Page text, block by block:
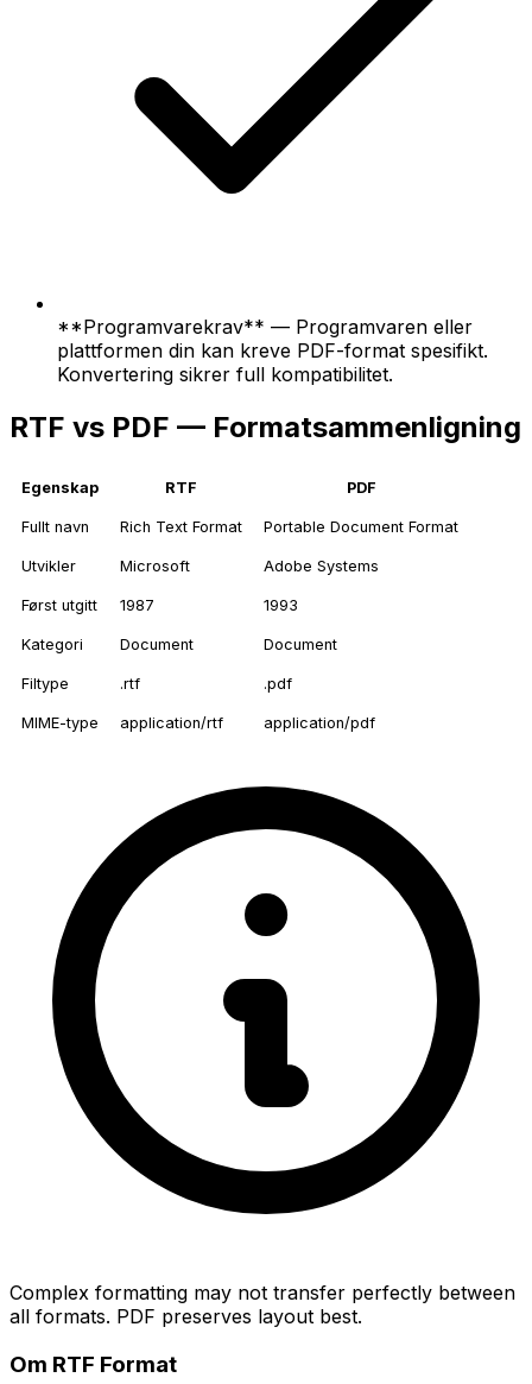
**Programvarekrav** — Programvaren eller
plattformen din kan kreve PDF-format spesifikt.
Konvertering sikrer full kompatibilitet.
RTF vs PDF — Formatsammenligning
Egenskap RTF PDF
Fullt navn Rich Text Format Portable Document Format
Utvikler Microsoft Adobe Systems
Først utgitt 1987 1993
Kategori Document Document
Filtype .rtf .pdf
MIME-type application/rtf application/pdf
Complex formatting may not transfer perfectly between
all formats. PDF preserves layout best.
Om RTF Format